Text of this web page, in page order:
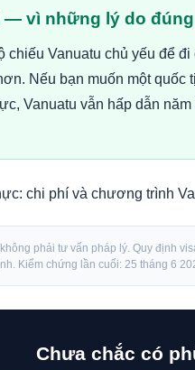
— vì những lý do đúng
chiếu Vanuatu chủ yếu để
Nếu bạn muốn một quốc
Vanuatu vẫn hấp dẫn
chi phí và chương trình
phải tư vấn pháp lý. Quy định
Kiểm chứng lần cuối: 25 tháng 6
Chưa chắc có